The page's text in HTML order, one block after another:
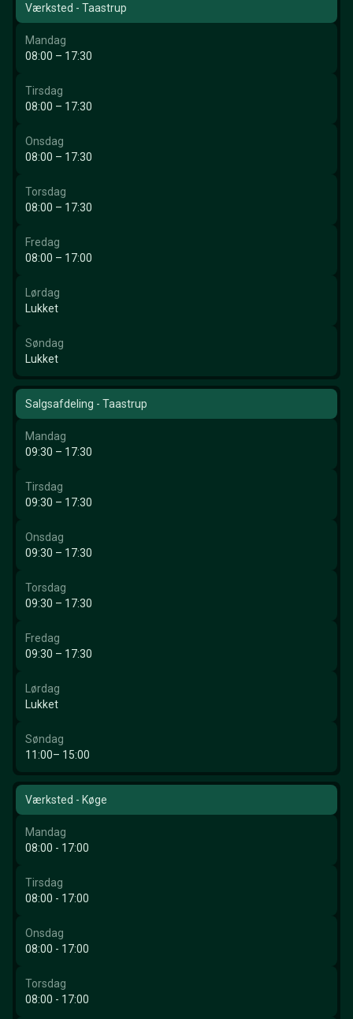
Værksted - Taastrup
Mandag
08:00 – 17:30
Tirsdag
08:00 – 17:30
Onsdag
08:00 – 17:30
Torsdag
08:00 – 17:30
Fredag
08:00 – 17:00
Lørdag
Lukket
Søndag
Lukket
Salgsafdeling - Taastrup
Mandag
09:30 – 17:30
Tirsdag
09:30 – 17:30
Onsdag
09:30 – 17:30
Torsdag
09:30 – 17:30
Fredag
09:30 – 17:30
Lørdag
Lukket
Søndag
11:00– 15:00
Værksted - Køge
Mandag
08:00 - 17:00
Tirsdag
08:00 - 17:00
Onsdag
08:00 - 17:00
Torsdag
08:00 - 17:00